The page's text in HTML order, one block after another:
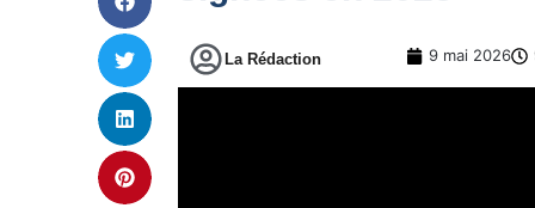
La Rédaction 9 mai 2026